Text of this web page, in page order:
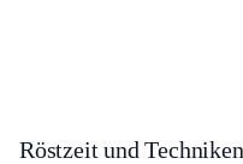
Röstzeit und